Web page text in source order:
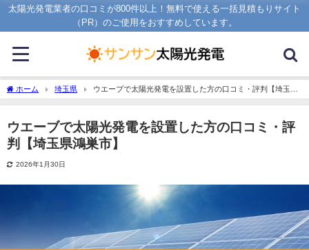
太陽光発電業者の口コミが800件以上！無料で使える一括見積もりサイト
（PR）のご使用をおすすめしています。
ホーム 埼玉県
ウエーブで太陽光発電を設置した方の口コミ・評判【埼玉県
鴻巣市】
ウエーブで太陽光発電を設置した方の口コミ・評
判【埼玉県鴻巣市】
2026年1月30日